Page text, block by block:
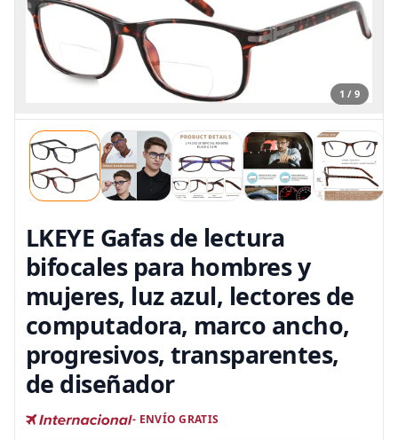
1 / 9
LKEYE Gafas de lectura
bifocales para hombres y
mujeres, luz azul, lectores de
computadora, marco ancho,
progresivos, transparentes,
de diseñador
- ENVÍO GRATIS